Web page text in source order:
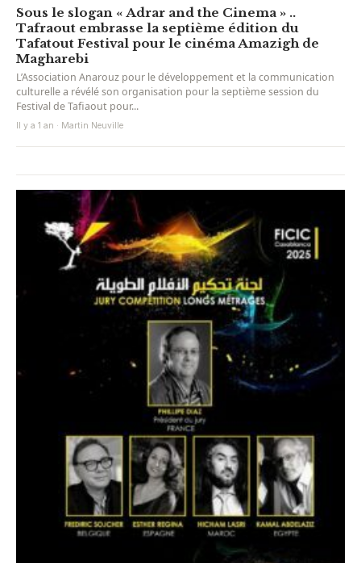
Sous le slogan « Adrar and the Cinema » ..
Tafraout embrasse la septième édition du
Tafatout Festival pour le cinéma Amazigh de
Magharebi
L’Association Anarouz pour le développement et la communication
culturelle a révélé son organisation pour la septième session du
Festival de Tafiaout pour...
Il y a 1 an · Martin Neuville